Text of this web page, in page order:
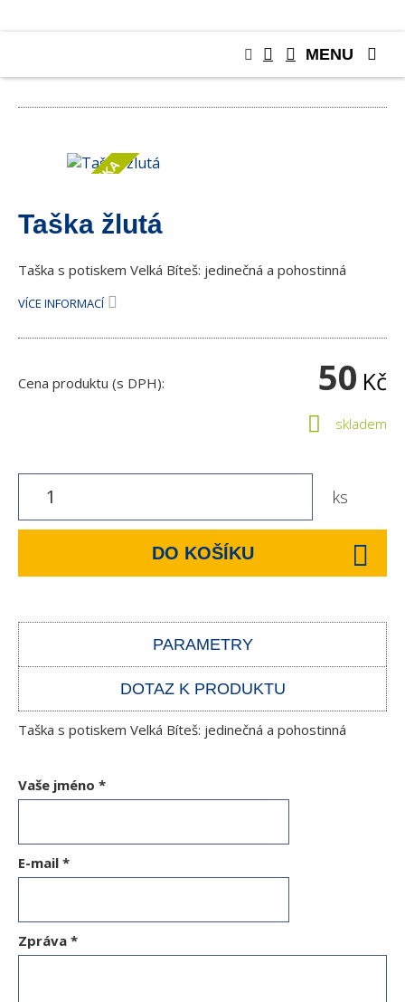
NOVINKA
Taška žlutá
Taška s potiskem Velká Bíteš: jedinečná a pohostinná
VÍCE INFORMACÍ
Cena produktu (s DPH): 50 Kč
skladem
ks
DO KOŠÍKU
PARAMETRY
DOTAZ K PRODUKTU
Taška s potiskem Velká Bíteš: jedinečná a pohostinná
Vaše jméno *
E-mail *
Zpráva *
MENU